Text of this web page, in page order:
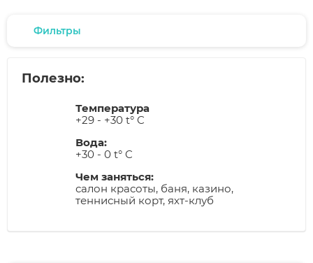
Фильтры
Полезно:
Температура
+29 - +30 t° C
Вода:
+30 - 0 t° C
Чем заняться:
салон красоты, баня, казино,
теннисный корт, яхт-клуб